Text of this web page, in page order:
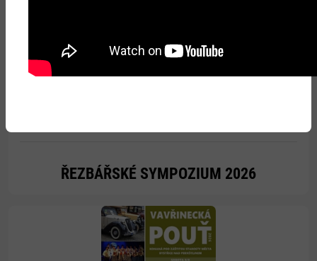
ŘEZBÁŘSKÉ SYMPOZIUM 2026
Více